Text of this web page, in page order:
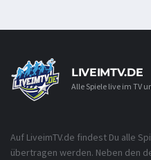
LIVEIMTV.DE
Alle Spiele live im TV
Auf LiveimTV.de findest Du alle
übertragen werden. Neben den